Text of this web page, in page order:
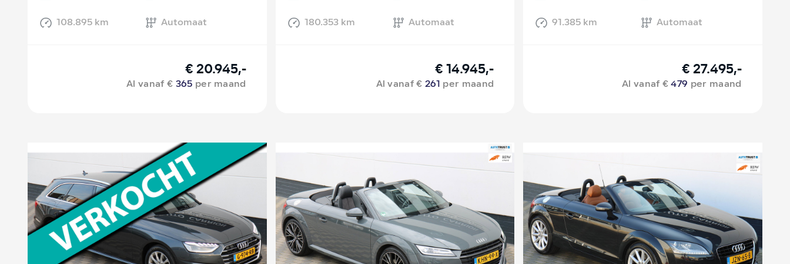
108.895 km Automaat
€ 20.945,-
Al vanaf € 365 per maand
180.353 km Automaat
€ 14.945,-
Al vanaf €261 per maand
91.385 km Automaat
€ 27.495,-
Al vanaf €479 per maand